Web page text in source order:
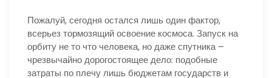
Пожалуй, сегодня остался лишь один фактор,
всерьез тормозящий освоение космоса. Запуск на
орбиту не то что человека, но даже спутника –
чрезвычайно дорогостоящее дело: подобные
затраты по плечу лишь бюджетам государств и